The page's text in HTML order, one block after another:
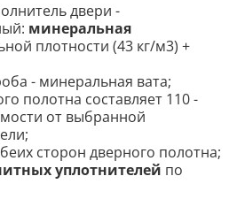
двери -
минеральная
плотности (43 кг/м3) +
- минеральная вата;
полотна составляет 110 -
от выбранной
сторон дверного полотна;
уплотнителей по